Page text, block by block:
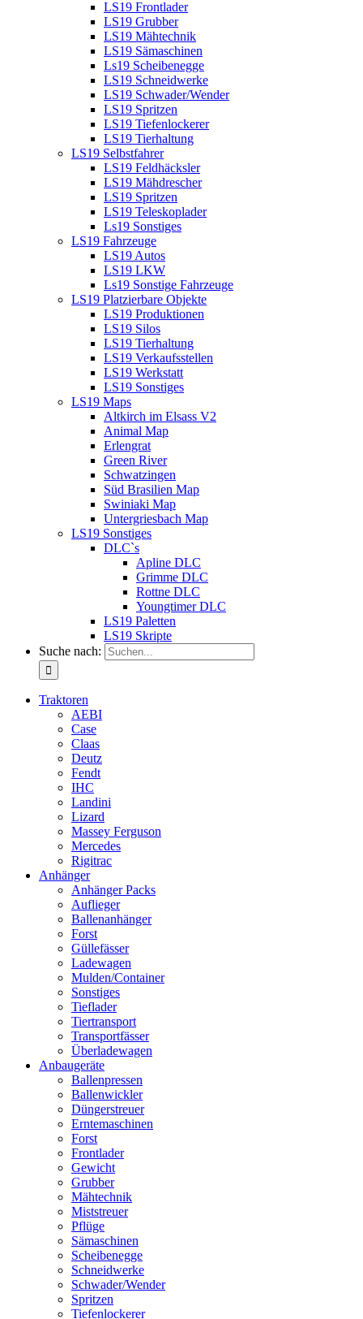
LS19 Frontlader
LS19 Grubber
LS19 Mähtechnik
LS19 Sämaschinen
Ls19 Scheibenegge
LS19 Schneidwerke
LS19 Schwader/Wender
LS19 Spritzen
LS19 Tiefenlockerer
LS19 Tierhaltung
LS19 Selbstfahrer
LS19 Feldhäcksler
LS19 Mähdrescher
LS19 Spritzen
LS19 Teleskoplader
Ls19 Sonstiges
LS19 Fahrzeuge
LS19 Autos
LS19 LKW
Ls19 Sonstige Fahrzeuge
LS19 Platzierbare Objekte
LS19 Produktionen
LS19 Silos
LS19 Tierhaltung
LS19 Verkaufsstellen
LS19 Werkstatt
LS19 Sonstiges
LS19 Maps
Altkirch im Elsass V2
Animal Map
Erlengrat
Green River
Schwatzingen
Süd Brasilien Map
Swiniaki Map
Untergriesbach Map
LS19 Sonstiges
DLC`s
Apline DLC
Grimme DLC
Rottne DLC
Youngtimer DLC
LS19 Paletten
LS19 Skripte
Suche nach:
Traktoren
AEBI
Case
Claas
Deutz
Fendt
IHC
Landini
Lizard
Massey Ferguson
Mercedes
Rigitrac
Anhänger
Anhänger Packs
Auflieger
Ballenanhänger
Forst
Güllefässer
Ladewagen
Mulden/Container
Sonstiges
Tieflader
Tiertransport
Transportfässer
Überladewagen
Anbaugeräte
Ballenpressen
Ballenwickler
Düngerstreuer
Erntemaschinen
Forst
Frontlader
Gewicht
Grubber
Mähtechnik
Miststreuer
Pflüge
Sämaschinen
Scheibenegge
Schneidwerke
Schwader/Wender
Spritzen
Tiefenlockerer